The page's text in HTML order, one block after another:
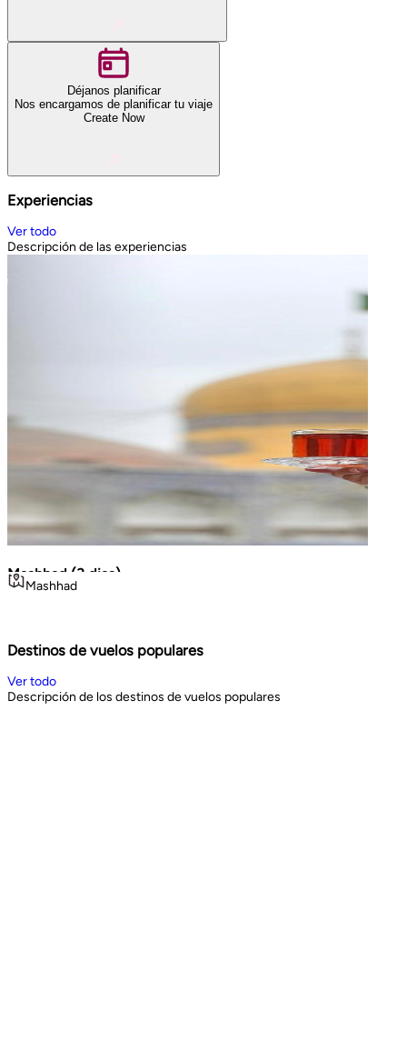
Déjanos planificar
Nos encargamos de planificar tu viaje
Create Now
Experiencias
Ver todo
Descripción de las experiencias
Mashhad (3 dias)
Mashhad
Book Now
Destinos de vuelos populares
Ver todo
Descripción de los destinos de vuelos populares